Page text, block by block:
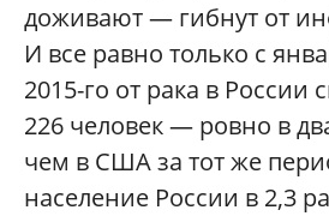
доживают — гибнут от
И все равно только с
2015-го от рака в России
226 человек — ровно в
чем в США за тот же
население России в 2,3